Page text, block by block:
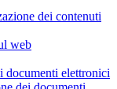
dei contenuti
web
documenti elettronici